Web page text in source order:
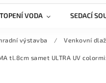
VODA SEDACÍ
výstavba / Venkovní
tl.8cm samet ULTRA UV